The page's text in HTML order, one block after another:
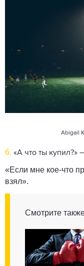
Abigail
6. «А что ты купил?»
«Если мне кое-что
взял».
Смотрите